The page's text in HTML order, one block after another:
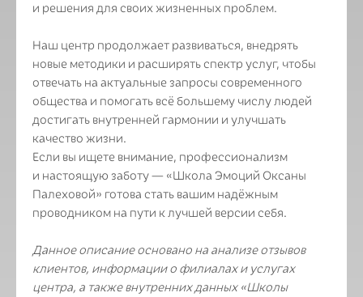
и решения для своих жизненных проблем.
Наш центр продолжает развиваться, внедрять
новые методики и расширять спектр услуг, чтобы
отвечать на актуальные запросы современного
общества и помогать всё большему числу людей
достигать внутренней гармонии и улучшать
качество жизни.
Если вы ищете внимание, профессионализм
и настоящую заботу — «Школа Эмоций Оксаны
Палеховой» готова стать вашим надёжным
проводником на пути к лучшей версии себя.
Данное описание основано на анализе отзывов
клиентов, информации о филиалах и услугах
центра, а также внутренних данных «Школы